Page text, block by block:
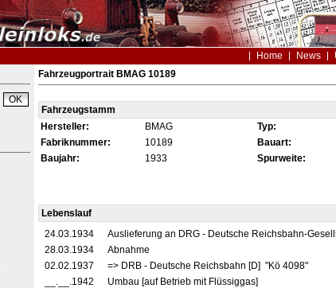
Home News
Fahrzeugportrait BMAG 10189
Fahrzeugstamm
Hersteller:
BMAG Typ:
Fabriknummer:
10189 Bauart:
Baujahr:
1933 Spurweite:
Lebenslauf
24.03.1934
Auslieferung an DRG - Deutsche Reichsbahn-
28.03.1934
Abnahme
02.02.1937
=> DRB - Deutsche Reichsbahn [D] "Kö 4098"
__.__.1942
Umbau [auf Betrieb mit Flüssiggas]